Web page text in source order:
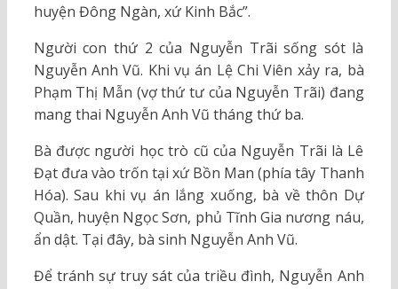
huyện Đông Ngàn, xứ Kinh Bắc”.
Người con thứ 2 của Nguyễn Trãi sống sót là
Nguyễn Anh Vũ. Khi vụ án Lệ Chi Viên xảy ra, bà
Phạm Thị Mẫn (vợ thứ tư của Nguyễn Trãi) đang
mang thai Nguyễn Anh Vũ tháng thứ ba.
Bà được người học trò cũ của Nguyễn Trãi là Lê
Đạt đưa vào trốn tại xứ Bồn Man (phía tây Thanh
Hóa). Sau khi vụ án lắng xuống, bà về thôn Dự
Quần, huyện Ngọc Sơn, phủ Tĩnh Gia nương náu,
ẩn dật. Tại đây, bà sinh Nguyễn Anh Vũ.
Để tránh sự truy sát của triều đình, Nguyễn Anh